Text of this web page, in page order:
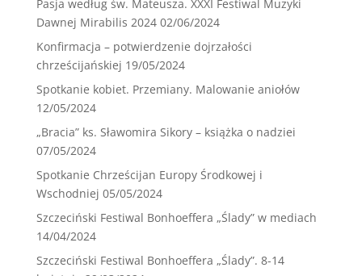
Pasja według św. Mateusza. XXXI Festiwal Muzyki
Dawnej Mirabilis 2024 02/06/2024
Konfirmacja – potwierdzenie dojrzałości
chrześcijańskiej 19/05/2024
Spotkanie kobiet. Przemiany. Malowanie aniołów
12/05/2024
„Bracia” ks. Sławomira Sikory – książka o nadziei
07/05/2024
Spotkanie Chrześcijan Europy Środkowej i
Wschodniej 05/05/2024
Szczeciński Festiwal Bonhoeffera „Ślady” w mediach
14/04/2024
Szczeciński Festiwal Bonhoeffera „Ślady”. 8-14